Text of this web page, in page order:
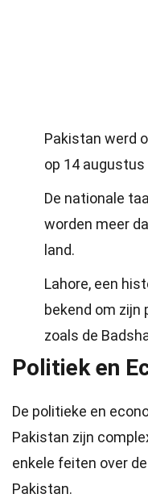
Pakistan werd
op 14 augustus
De nationale
worden meer
land.
Lahore, een
bekend om
zoals de
Politiek en
De politieke en
Pakistan zijn
enkele feiten over
Pakistan.